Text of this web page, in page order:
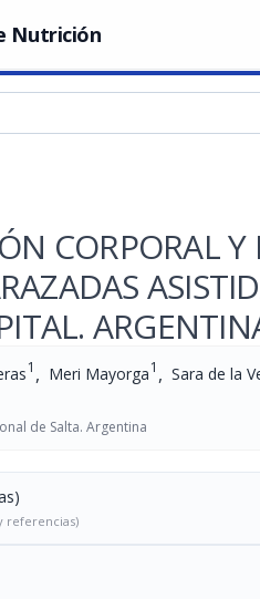
Nutrición
CORPORAL Y
1 , Meri Mayorga1 , Sara de la
de Salta. Argentina
referencias)